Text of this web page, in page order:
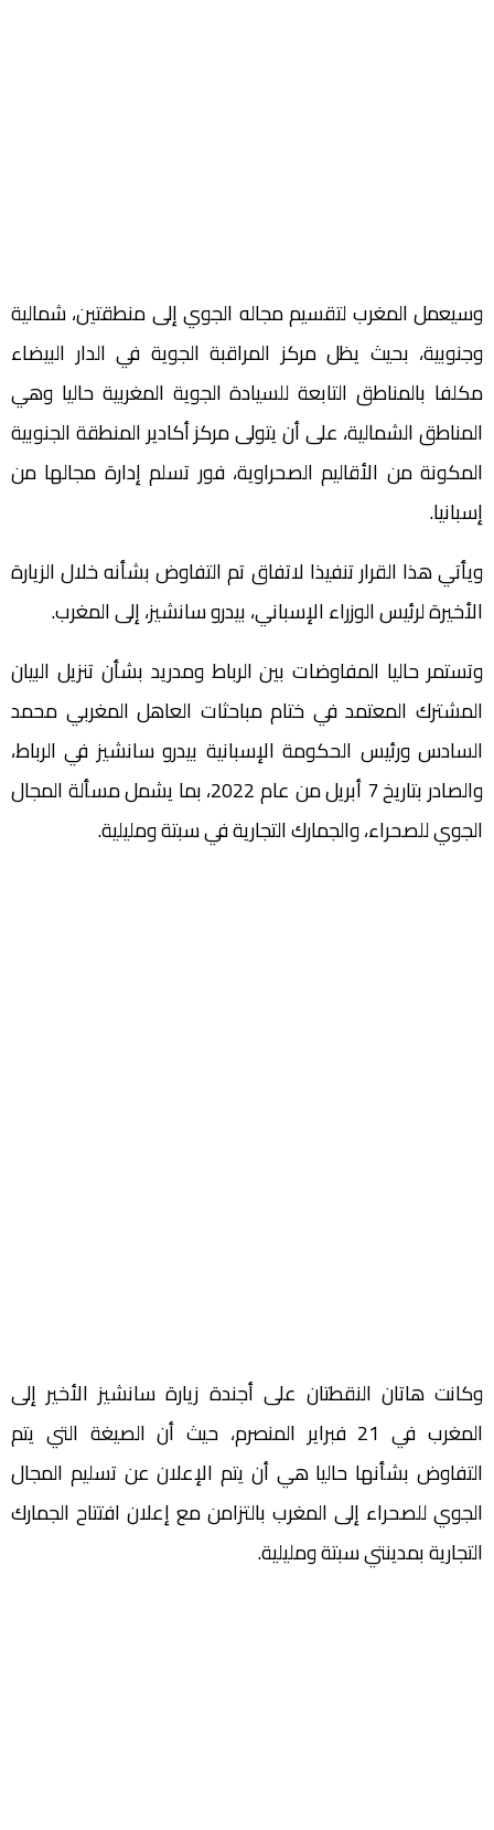
وسيعمل المغرب لتقسيم مجاله الجوي إلى منطقتين، شمالية
وجنوبية، بحيث يظل مركز المراقبة الجوية في الدار البيضاء
مكلفا بالمناطق التابعة للسيادة الجوية المغربية حاليا وهي
المناطق الشمالية، على أن يتولى مركز أكادير المنطقة الجنوبية
المكونة من الأقاليم الصحراوية، فور تسلم إدارة مجالها من
إسبانيا.
ويأتي هذا القرار تنفيذا لاتفاق تم التفاوض بشأنه خلال الزيارة
الأخيرة لرئيس الوزراء الإسباني، بيدرو سانشيز، إلى المغرب.
وتستمر حاليا المفاوضات بين الرباط ومدريد بشأن تنزيل البيان
المشترك المعتمد في ختام مباحثات العاهل المغربي محمد
السادس ورئيس الحكومة الإسبانية بيدرو سانشيز في الرباط،
والصادر بتاريخ 7 أبريل من عام 2022، بما يشمل مسألة المجال
الجوي للصحراء، والجمارك التجارية في سبتة ومليلية.
وكانت هاتان النقطتان على أجندة زيارة سانشيز الأخير إلى
المغرب في 21 فبراير المنصرم، حيث أن الصيغة التي يتم
التفاوض بشأنها حاليا هي أن يتم الإعلان عن تسليم المجال
الجوي للصحراء إلى المغرب بالتزامن مع إعلان افتتاح الجمارك
التجارية بمدينتي سبتة ومليلية.